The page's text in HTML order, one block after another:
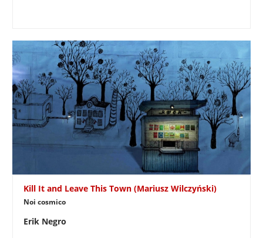
Kill It and Leave This Town (Mariusz Wilczyński)
Noi cosmico
Erik Negro